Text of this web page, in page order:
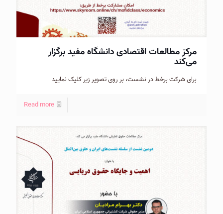
مرکز مطالعات اقتصادی دانشگاه مفید برگزار
می‌کند
برای شرکت برخط در نشست، بر روی تصویر زیر کلیک نمایید
Read more